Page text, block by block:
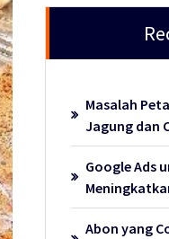
Masalah
Jagung dan
Google Ads
Abon yang